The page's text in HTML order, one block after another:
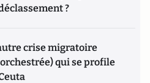
?
crise migratoire
qui se profile